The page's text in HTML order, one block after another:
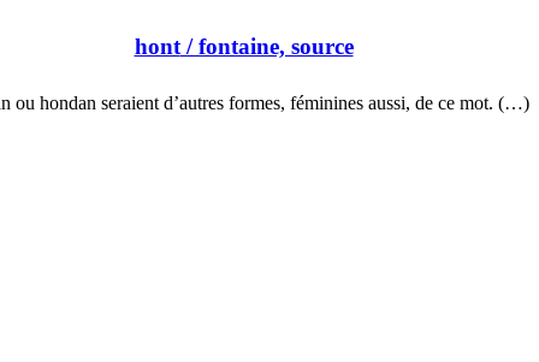
hont/ fontaine, source
ou hondan seraient d’autres formes, féminines aussi, de ce mot. (…)